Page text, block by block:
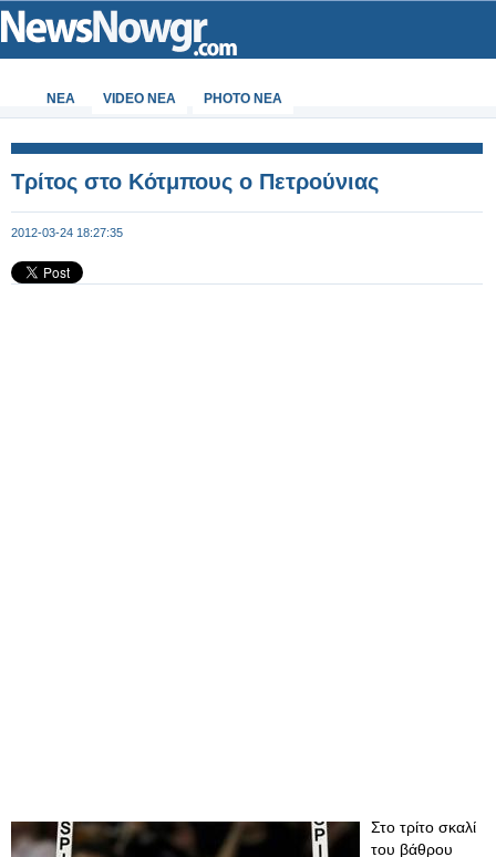
ΝΕΑ VIDEO NEA PHOTO NEA
Τρίτος στο Κότμπους ο Πετρούνιας
2012-03-24 18:27:35
Στο τρίτο σκαλί
του βάθρου